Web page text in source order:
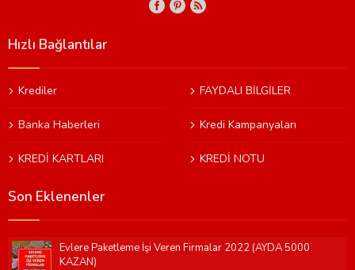
Hızlı Bağlantılar
Krediler FAYDALI BİLGİLER
Banka Haberleri Kredi Kampanyaları
KREDİ KARTLARI KREDİ NOTU
Son Eklenenler
Evlere Paketleme İşi Veren Firmalar 2022 (AYDA 5000
KAZAN)